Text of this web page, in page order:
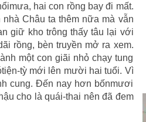
hai con rồng bay đi mất.
Châu ta thêm nữa mà vẫn
giữ kho trông thấy tâu lại với
rồng, bèn truyền mở ra xem.
một con giãi nhỏ chạy tung
tỳ mới lên mười hai tuổi. Vì
cung. Ðến nay hơn bốnmươi
cho là quái-thai nên đã đem